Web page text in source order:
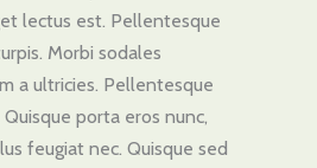
lectus est. Pellentesque
Morbi sodales
a ultricies. Pellentesque
porta eros nunc,
feugiat nec. Quisque sed